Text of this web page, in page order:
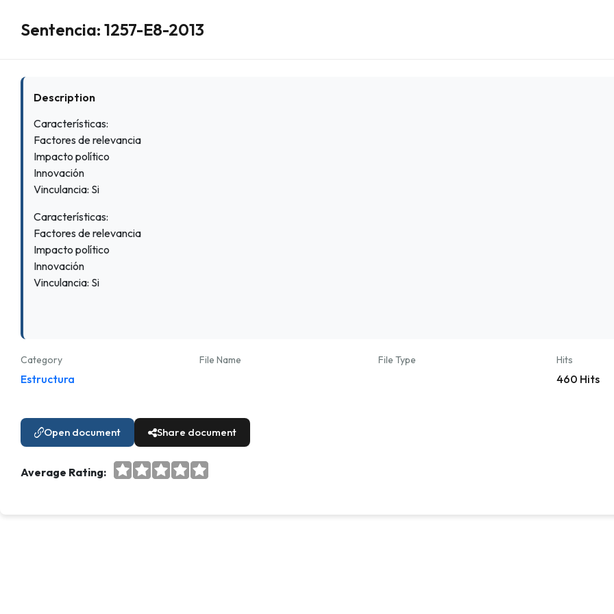
Sentencia: 1257-E8-2013
Description
Características:
Factores de relevancia
Impacto político
Innovación
Vinculancia: Si
Características:
Factores de relevancia
Impacto político
Innovación
Vinculancia: Si
Category
Estructura
File Name File Type Hits
460 Hits
Open document Share document
Average Rating: